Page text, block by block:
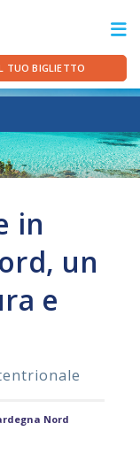
ENG
TUO BIGLIETTO
in
un
e
Nord